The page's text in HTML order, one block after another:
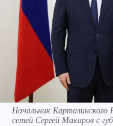
Начальник Карталинского
сетей Сергей Макаров с